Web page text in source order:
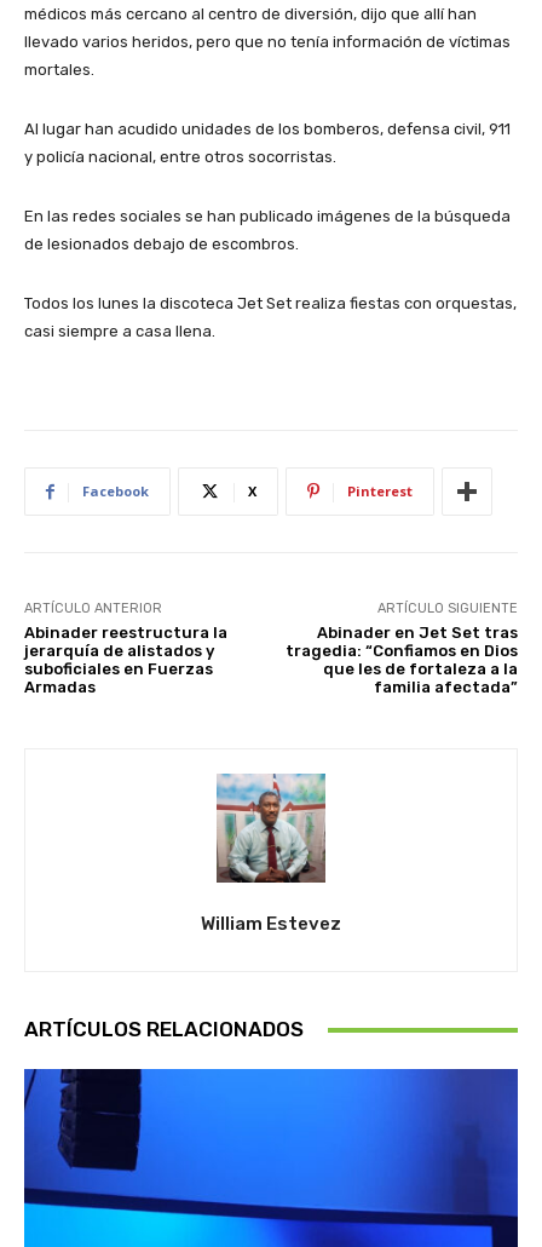
médicos más cercano al centro de diversión, dijo que allí han
llevado varios heridos, pero que no tenía información de víctimas
mortales.
Al lugar han acudido unidades de los bomberos, defensa civil, 911
y policía nacional, entre otros socorristas.
En las redes sociales se han publicado imágenes de la búsqueda
de lesionados debajo de escombros.
Todos los lunes la discoteca Jet Set realiza fiestas con orquestas,
casi siempre a casa llena.
Facebook X Pinterest
ARTÍCULO ANTERIOR
Abinader reestructura la
jerarquía de alistados y
suboficiales en Fuerzas
Armadas
ARTÍCULO SIGUIENTE
Abinader en Jet Set tras
tragedia: “Confiamos en Dios
que les de fortaleza a la
familia afectada”
William Estevez
ARTÍCULOS RELACIONADOS